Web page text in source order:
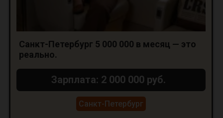
Санкт-Петербург 5 000 000 в месяц — это
реально.
Зарплата: 2 000 000 руб.
Санкт-Петербург